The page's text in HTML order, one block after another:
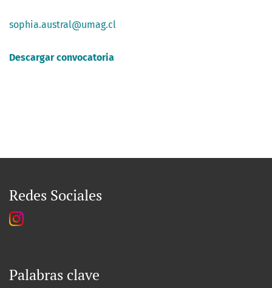
sophia.austral@umag.cl
Descargar convocatoria
Redes Sociales
Palabras clave